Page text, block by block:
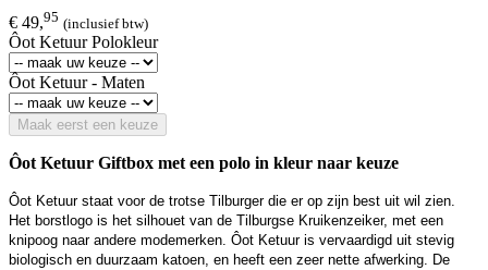
€ 49,95 (inclusief btw)
Ôot Ketuur Polokleur
Ôot Ketuur - Maten
Maak eerst een keuze
Ôot Ketuur Giftbox met een polo in kleur naar keuze
Ôot Ketuur staat voor de trotse Tilburger die er op zijn best uit wil zien.
Het borstlogo is het silhouet van de Tilburgse Kruikenzeiker, met een
knipoog naar andere modemerken. Ôot Ketuur is vervaardigd uit stevig
biologisch en duurzaam katoen, en heeft een zeer nette afwerking. De